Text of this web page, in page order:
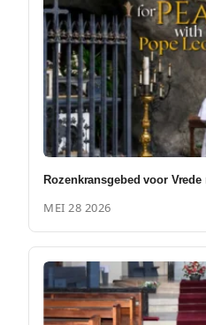
Rozenkransgebed voor
MEI 28 2026